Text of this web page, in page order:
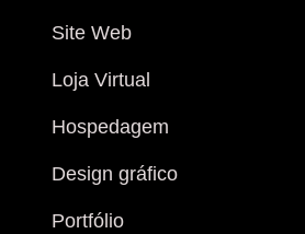
Site Web
Loja Virtual
Hospedagem
Design gráfico
Portfólio